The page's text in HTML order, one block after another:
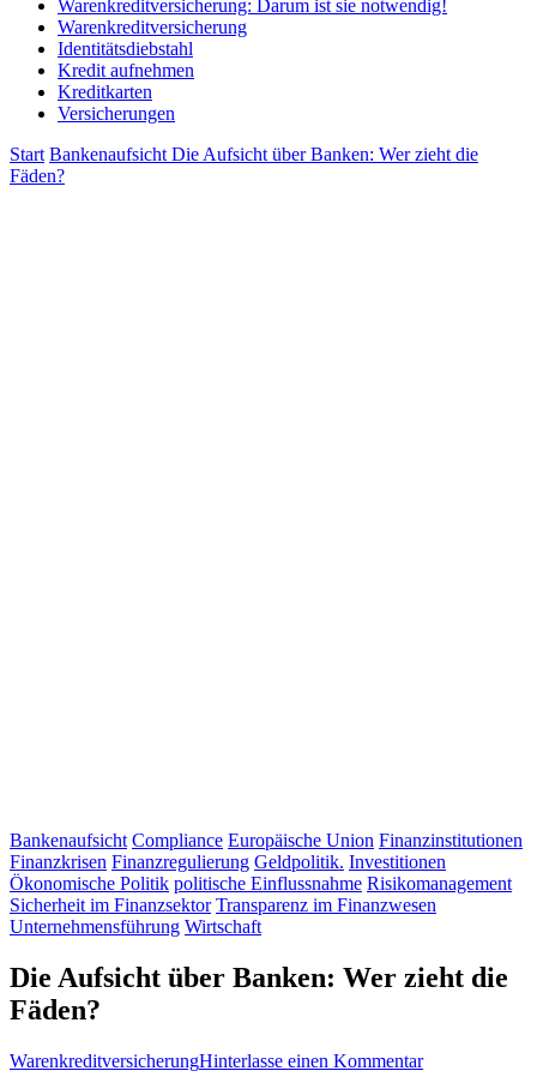
Warenkreditversicherung: Darum ist sie notwendig!
Warenkreditversicherung
Identitätsdiebstahl
Kredit aufnehmen
Kreditkarten
Versicherungen
Start Bankenaufsicht Die Aufsicht über Banken: Wer zieht die
Fäden?
Bankenaufsicht Compliance Europäische Union Finanzinstitutionen
Finanzkrisen Finanzregulierung Geldpolitik. Investitionen
Ökonomische Politik politische Einflussnahme Risikomanagement
Sicherheit im Finanzsektor Transparenz im Finanzwesen
Unternehmensführung Wirtschaft
Die Aufsicht über Banken: Wer zieht die
Fäden?
WarenkreditversicherungHinterlasse einen Kommentarzu